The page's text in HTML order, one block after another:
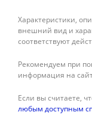
Характеристики,
внешний вид и
соответствуют
Рекомендуем при
информация на
Если вы считаете,
любым доступным